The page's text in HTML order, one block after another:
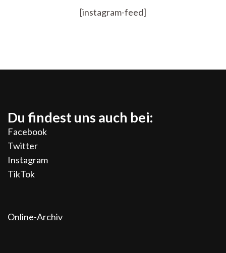
[instagram-feed]
Du findest uns auch bei:
Facebook
Twitter
Instagram
TikTok
Online-Archiv